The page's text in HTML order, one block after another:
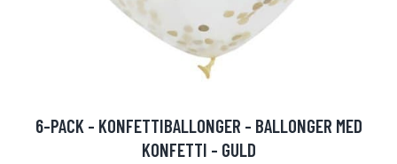
6-PACK - KONFETTIBALLONGER - BALLONGER MED
KONFETTI - GULD